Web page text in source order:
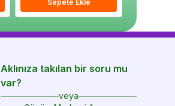
Sepete EkleSepete Ekle
Aklınıza takılan bir soru mu
var?
veya